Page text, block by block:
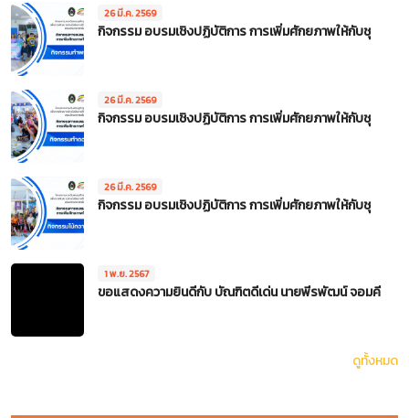
26 มี.ค. 2569
กิจกรรม อบรมเชิงปฏิบัติการ การเพิ่มศักยภาพให้กับชุ
26 มี.ค. 2569
กิจกรรม อบรมเชิงปฏิบัติการ การเพิ่มศักยภาพให้กับชุ
26 มี.ค. 2569
กิจกรรม อบรมเชิงปฏิบัติการ การเพิ่มศักยภาพให้กับชุ
1 พ.ย. 2567
ขอแสดงความยินดีกับ บัณฑิตดีเด่น นายพีรพัฒน์ จอมคี
ดูทั้งหมด